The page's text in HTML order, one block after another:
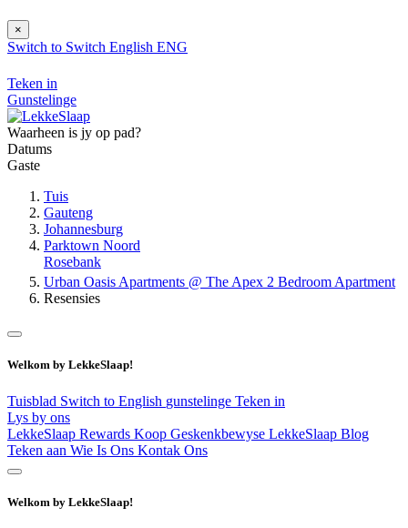
×
Switch to Switch English ENG
Teken in
Gunstelinge
Waarheen is jy op pad?
Datums
Gaste
Tuis
Gauteng
Johannesburg
Parktown Noord
Rosebank
Urban Oasis Apartments @ The Apex 2 Bedroom Apartment
Resensies
Welkom by LekkeSlaap!
Tuisblad Switch to English gunstelinge Teken in
Lys by ons
LekkeSlaap Rewards Koop Geskenkbewyse LekkeSlaap Blog
Teken aan Wie Is Ons Kontak Ons
Welkom by LekkeSlaap!